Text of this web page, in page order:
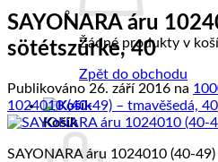
Žádné produkty v
Zpět do obchodu
Košík
SAYONARA áru
sötétszürke, 40
Publikováno 26. září 2016 na
1024010 (40-49) – tmavěšedá, 40
SAYONARA áru 1024010 (40-